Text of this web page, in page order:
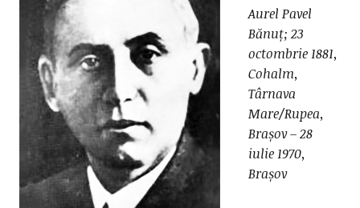
Aurel Pavel
Bănuț; 23
octombrie 1881,
Cohalm,
Târnava
Mare/Rupea,
Brașov – 28
iulie 1970,
Brașov